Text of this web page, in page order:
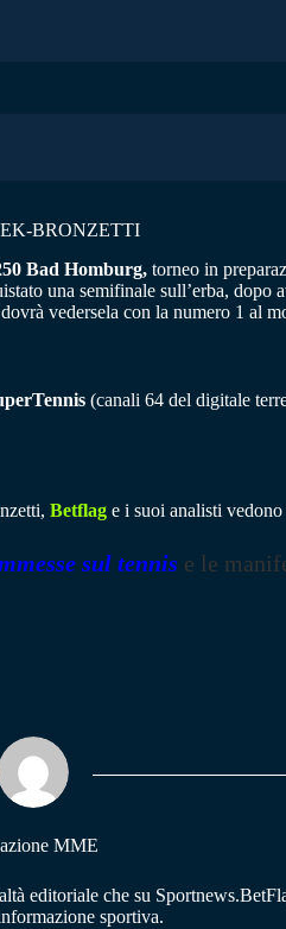
BRONZETTI
Bad Homburg, torneo in
una semifinale sull’erba, dopo
vedersela con la numero 1 al
(canali 64 del digitale
Betflag e i suoi analisti
sul tennis e le
MME
editoriale che su
sportiva.